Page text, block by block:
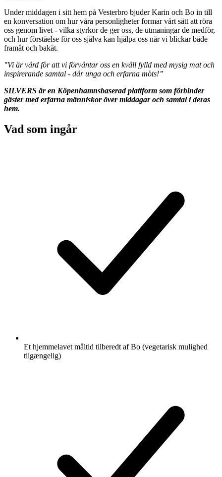
Under middagen i sitt hem på Vesterbro bjuder Karin och Bo in till
en konversation om hur våra personligheter formar vårt sätt att röra
oss genom livet - vilka styrkor de ger oss, de utmaningar de medför,
och hur förståelse för oss själva kan hjälpa oss när vi blickar både
framåt och bakåt.
"Vi är värd för att vi förväntar oss en kväll fylld med mysig mat och
inspirerande samtal - där unga och erfarna möts!”
SILVERS är en Köpenhamnsbaserad plattform som förbinder
gäster med erfarna människor över middagar och samtal i deras
hem.
Vad som ingår
Et hjemmelavet måltid tilberedt af Bo (vegetarisk mulighed
tilgængelig)